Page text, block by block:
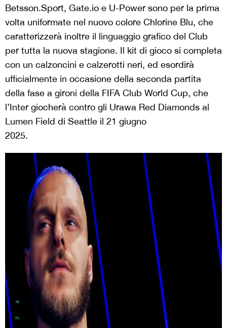
Betsson.Sport, Gate.io e U-Power sono per la prima
volta uniformate nel nuovo colore Chlorine Blu, che
caratterizzerà inoltre il linguaggio grafico del Club
per tutta la nuova stagione. Il kit di gioco si completa
con un calzoncini e calzerotti neri, ed esordirà
ufficialmente in occasione della seconda partita
della fase a gironi della FIFA Club World Cup, che
l’Inter giocherà contro gli Urawa Red Diamonds al
Lumen Field di Seattle il 21 giugno
2025.